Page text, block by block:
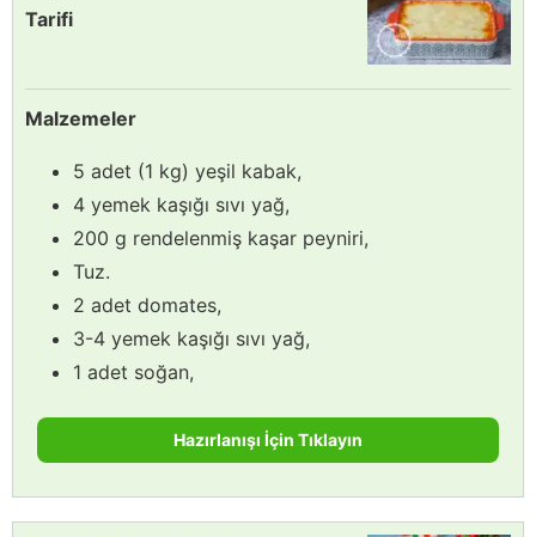
Tarifi
Malzemeler
5 adet (1 kg) yeşil kabak,
4 yemek kaşığı sıvı yağ,
200 g rendelenmiş kaşar peyniri,
Tuz.
2 adet domates,
3-4 yemek kaşığı sıvı yağ,
1 adet soğan,
Hazırlanışı İçin Tıklayın